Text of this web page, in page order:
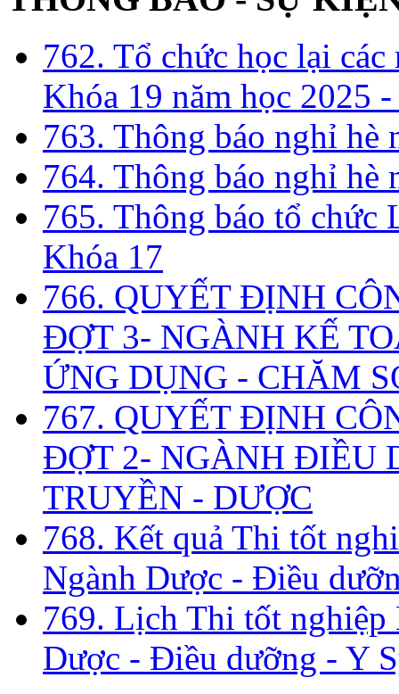
762. Tổ chức học lại
Khóa 19 năm học 2025
763. Thông báo nghỉ hè
764. Thông báo nghỉ hè
765. Thông báo tổ chức
Khóa 17
766. QUYẾT ĐỊNH
ĐỢT 3- NGÀNH KẾ
ỨNG DỤNG - CHĂM
767. QUYẾT ĐỊNH
ĐỢT 2- NGÀNH ĐIỀU
TRUYỀN - DƯỢC
768. Kết quả Thi tốt
Ngành Dược - Điều
769. Lịch Thi tốt
Dược - Điều dưỡng - Y